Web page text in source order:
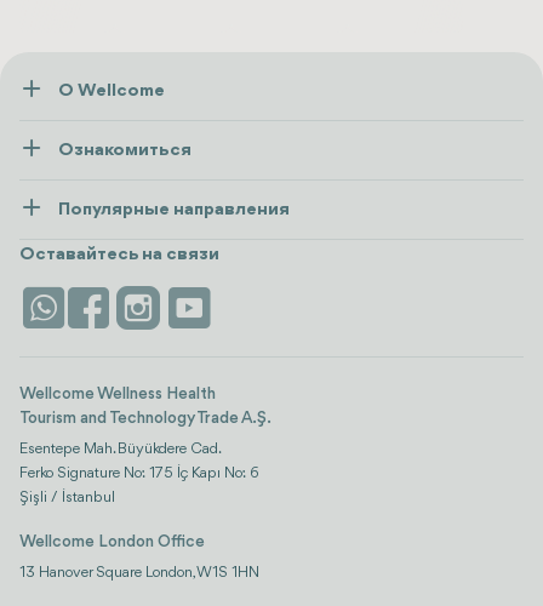
О Wellcome
Пресса
Безопасность
Контакты
Ознакомиться
Wellness
Размещение
Достопримечательности
Отзывы
Популярные направления
посмотреть все
Istanbul
Оставайтесь на связи
Wellcome Wellness Health
Tourism and Technology Trade A.Ş.
Esentepe Mah. Büyükdere Cad.
Ferko Signature No: 175 İç Kapı No: 6
Şişli / İstanbul
Wellcome London Office
13 Hanover Square London, W1S 1HN